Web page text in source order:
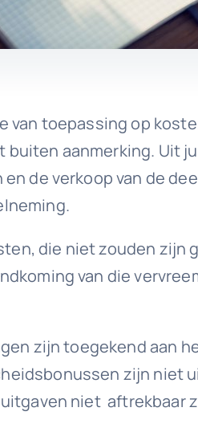
toepassing op
aanmerking. Uit
de verkoop van de
die niet zouden zijn
van die
zijn toegekend aan
zijn niet
niet aftrekbaar